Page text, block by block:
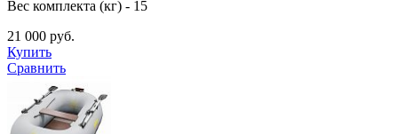
Вес комплекта (кг) - 15
21 000 руб.
Купить
Сравнить